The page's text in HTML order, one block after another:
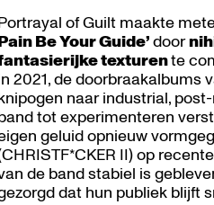
of Guilt maakte
Be Your Guide’door
texturente
2021, de doorbraakalbums
naar industrial,
tot experimenteren
geluid opnieuw
II) op
de band stabiel is
dat hun publiek blijft